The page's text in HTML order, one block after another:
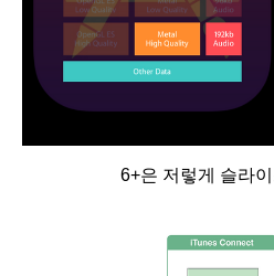
6+은 저렇게 슬라